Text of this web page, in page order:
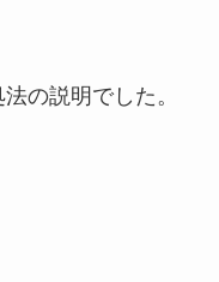
の説明でした。